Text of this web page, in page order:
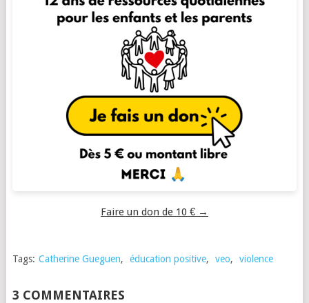
Faire un don de 10 € →
Tags: Catherine Gueguen, éducation positive, veo, violence
3 COMMENTAIRES